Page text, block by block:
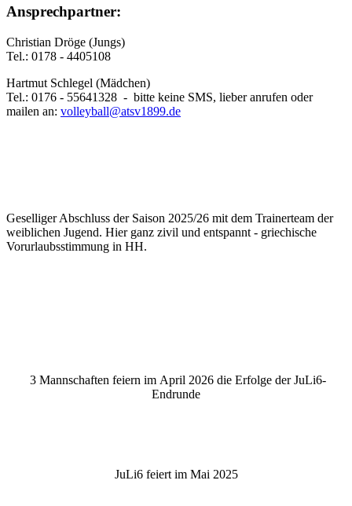
Ansprechpartner:
Christian Dröge (Jungs)
Tel.: 0178 - 4405108
Hartmut Schlegel (Mädchen)
Tel.: 0176 - 55641328 - bitte keine SMS, lieber anrufen oder
mailen an: volleyball@atsv1899.de
Geselliger Abschluss der Saison 2025/26 mit dem Trainerteam der
weiblichen Jugend. Hier ganz zivil und entspannt - griechische
Vorurlaubsstimmung in HH.
3 Mannschaften feiern im April 2026 die Erfolge der JuLi6-
Endrunde
JuLi6 feiert im Mai 2025